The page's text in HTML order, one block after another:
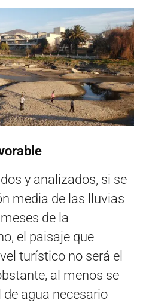
y analizados, si se
media de las lluvias
de la
el paisaje que
turístico no será el
al menos se
agua necesario